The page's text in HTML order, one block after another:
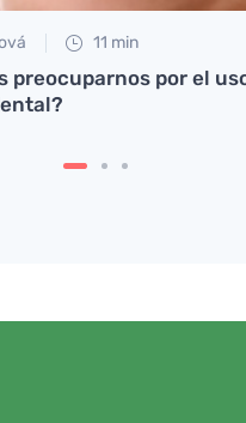
11 min
preocuparnos por el